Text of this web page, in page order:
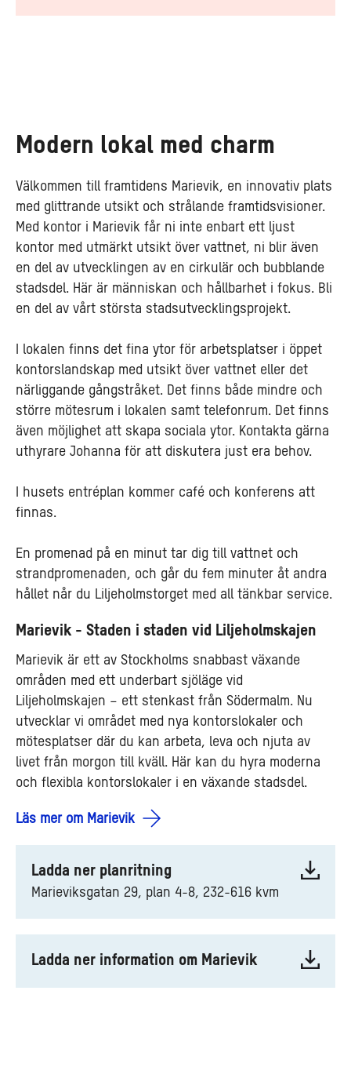
Modern lokal med charm
Välkommen till framtidens Marievik, en innovativ plats
med glittrande utsikt och strålande framtidsvisioner.
Med kontor i Marievik får ni inte enbart ett ljust
kontor med utmärkt utsikt över vattnet, ni blir även
en del av utvecklingen av en cirkulär och bubblande
stadsdel. Här är människan och hållbarhet i fokus. Bli
en del av vårt största stadsutvecklingsprojekt.
I lokalen finns det fina ytor för arbetsplatser i öppet
kontorslandskap med utsikt över vattnet eller det
närliggande gångstråket. Det finns både mindre och
större mötesrum i lokalen samt telefonrum. Det finns
även möjlighet att skapa sociala ytor. Kontakta gärna
uthyrare Johanna för att diskutera just era behov.
I husets entréplan kommer café och konferens att
finnas.
En promenad på en minut tar dig till vattnet och
strandpromenaden, och går du fem minuter åt andra
hållet når du Liljeholmstorget med all tänkbar service.
Marievik - Staden i staden vid Liljeholmskajen
Marievik är ett av Stockholms snabbast växande
områden med ett underbart sjöläge vid
Liljeholmskajen – ett stenkast från Södermalm. Nu
utvecklar vi området med nya kontorslokaler och
mötesplatser där du kan arbeta, leva och njuta av
livet från morgon till kväll. Här kan du hyra moderna
och flexibla kontorslokaler i en växande stadsdel.
Läs mer om Marievik
Ladda ner planritning
Marieviksgatan 29, plan 4-8, 232-616 kvm
Ladda ner information om Marievik